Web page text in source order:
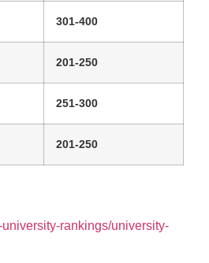
301-400
201-250
251-300
201-250
rankings/university-